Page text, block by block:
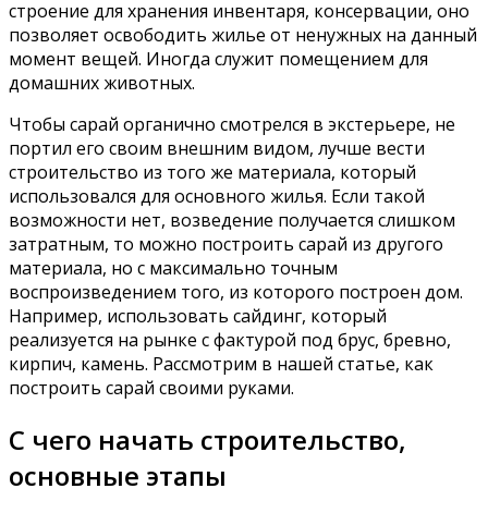
строение для хранения инвентаря, консервации, оно
позволяет освободить жилье от ненужных на данный
момент вещей. Иногда служит помещением для
домашних животных.
Чтобы сарай органично смотрелся в экстерьере, не
портил его своим внешним видом, лучше вести
строительство из того же материала, который
использовался для основного жилья. Если такой
возможности нет, возведение получается слишком
затратным, то можно построить сарай из другого
материала, но с максимально точным
воспроизведением того, из которого построен дом.
Например, использовать сайдинг, который
реализуется на рынке с фактурой под брус, бревно,
кирпич, камень. Рассмотрим в нашей статье, как
построить сарай своими руками.
С чего начать строительство,
основные этапы